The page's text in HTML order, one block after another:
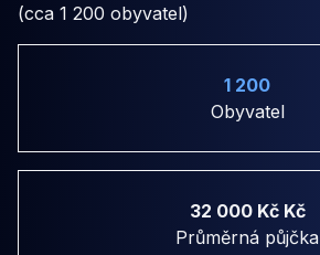
(cca 1 200 obyvatel)
1 200
Obyvatel
32 000 Kč Kč
Průměrná půjčka